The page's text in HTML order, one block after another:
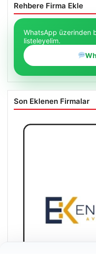
Rehbere Firma Ekle
WhatsApp üzerinden
listeleyelim.
Son Eklenen Firmalar